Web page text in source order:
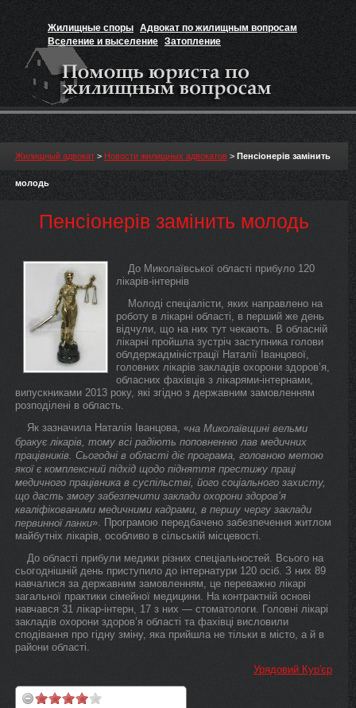
Жилищные споры Адвокат по жилищным вопросам
Вселение и выселение Затопление
Признание прав на жильё
Жилищный адвокат > Новости жилищных адвокатов > Пенсіонерів замінить
молодь
Пенсіонерів замінить молодь
До Миколаївської області прибуло 120
лікарів-інтернів
Молоді спеціалісти, яких направлено на
роботу в лікарні області, в перший же день
відчули, що на них тут чекають. В обласній
лікарні пройшла зустріч заступника голови
облдержадміністрації Наталії Іванцової,
головних лікарів закладів охорони здоров’я,
обласних фахівців з лікарями-інтернами,
випускниками 2013 року, які згідно з державним замовленням
розподілені в область.
Як зазначила Наталія Іванцова, «на Миколаївщині вельми
бракує лікарів, тому всі радіють поповненню лав медичних
працівників. Сьогодні в області діє програма, головною метою
якої є комплексний підхід щодо підняття престижу праці
медичного працівника в суспільстві, його соціального захисту,
що дасть змогу забезпечити заклади охорони здоров’я
кваліфікованими медичними кадрами, в першу чергу заклади
первинної ланки». Програмою передбачено забезпечення житлом
майбутніх лікарів, особливо в сільській місцевості.
До області прибули медики різних спеціальностей. Всього на
сьогоднішній день приступило до інтернатури 120 осіб. З них 89
навчалися за державним замовленням, це переважно лікарі
загальної практики сімейної медицини. На контрактній основі
навчався 31 лікар-інтерн, 17 з них — стоматологи. Головні лікарі
закладів охорони здоров’я області та фахівці висловили
сподівання про гідну зміну, яка прийшла не тільки в місто, а й в
райони області.
Урядовий Кур'єр